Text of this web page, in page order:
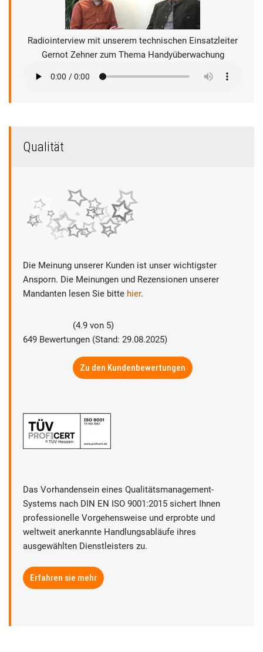
Radiointerview mit unserem technischen Einsatzleiter
Gernot Zehner zum Thema Handyüberwachung
Qualität
Die Meinung unserer Kunden ist unser wichtigster
Ansporn. Die Meinungen und Rezensionen unserer
Mandanten lesen Sie bitte hier.
(4.9 von 5)
649 Bewertungen (Stand: 29.08.2025)
Zu den Kundenbewertungen
Das Vorhandensein eines Qualitätsmanagement-
Systems nach DIN EN ISO 9001:2015 sichert Ihnen
professionelle Vorgehensweise und erprobte und
weltweit anerkannte Handlungsabläufe ihres
ausgewählten Dienstleisters zu.
Erfahren sie mehr